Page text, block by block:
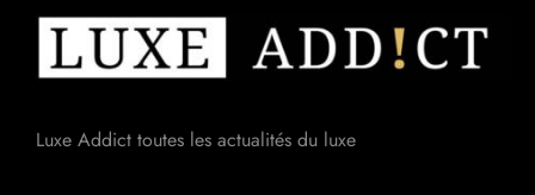
Luxe Addict toutes les actualités du luxe